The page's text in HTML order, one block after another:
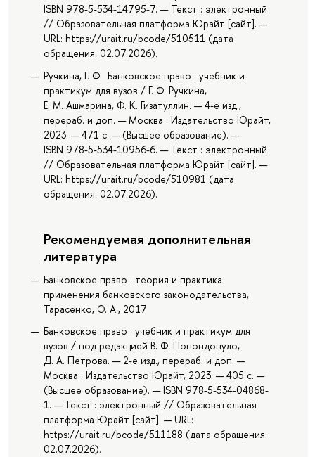
ISBN 978-5-534-14795-7. — Текст : электронный
// Образовательная платформа Юрайт [сайт]. —
URL: https://urait.ru/bcode/510511 (дата
обращения: 02.07.2026).
Ручкина, Г. Ф. Банковское право : учебник и
практикум для вузов / Г. Ф. Ручкина,
Е. М. Ашмарина, Ф. К. Гизатуллин. — 4-е изд.,
перераб. и доп. — Москва : Издательство Юрайт,
2023. — 471 с. — (Высшее образование). —
ISBN 978-5-534-10956-6. — Текст : электронный
// Образовательная платформа Юрайт [сайт]. —
URL: https://urait.ru/bcode/510981 (дата
обращения: 02.07.2026).
Рекомендуемая дополнительная
литература
Банковское право : теория и практика
применения банковского законодательства,
Тарасенко, О. А., 2017
Банковское право : учебник и практикум для
вузов / под редакцией В. Ф. Попондопуло,
Д. А. Петрова. — 2-е изд., перераб. и доп. —
Москва : Издательство Юрайт, 2023. — 405 с. —
(Высшее образование). — ISBN 978-5-534-04868-
1. — Текст : электронный // Образовательная
платформа Юрайт [сайт]. — URL:
https://urait.ru/bcode/511188 (дата обращения:
02.07.2026).